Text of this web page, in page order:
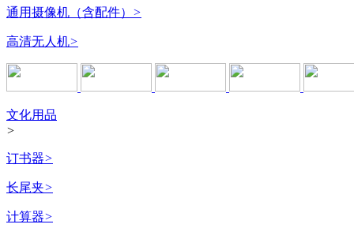
通用摄像机（含配件） >
高清无人机>
文化用品
>
订书器>
长尾夹>
计算器>